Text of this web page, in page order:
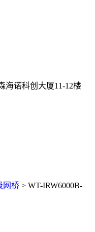
海诺科创大厦11-12楼
网桥 > WT-IRW6000B-